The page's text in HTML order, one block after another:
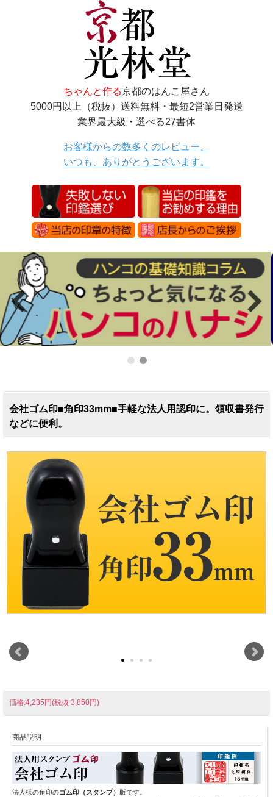
ちゃんと作る京都のはんこ屋さん
5000円以上（税抜）送料無料・最短2営業日発送
業界最大級・選べる27書体
お客様からの数多くのレビュー、
いつも、ありがとうございます。
会社ゴム印■角印33mm■手軽な法人用認印に。領収書発行
などに便利。
価格:4,235円(税抜 3,850円)
商品説明
法人様の角印のゴム印（スタンプ） 版です。